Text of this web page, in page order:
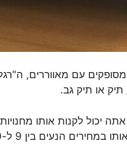
עם מאווררים,
או תיק גב.
הנעים בין 9 ל-10 דולר.